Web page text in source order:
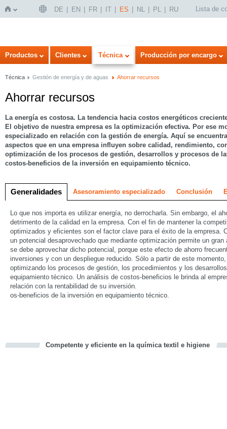
Inicio
DE EN FR IT ES NL PL RU Lista de
Productos Clientes Técnica Producción por encargo
Técnica Gestión de energía y de aguas Ahorrar recursos
Ahorrar recursos
La energía es costosa. La tendencia hacia costos energéticos
El objetivo de nuestra empresa es la optimización efectiva. Por ese
especializado en relación con la gestión de energía. Aquí se
aspectos que en una empresa influyen sobre calidad, rendimiento,
optimización de los procesos de gestión, desarrollos y procesos de
costos-beneficios de la inversión en equipamiento técnico.
Generalidades Asesoramiento especializado Conclusión
Lo que nos importa es utilizar energía, no derrocharla. Sin embargo, el
detrimento de la calidad en la empresa. Con el fin de mantener la
optimizados y eficientes son el factor clave para el éxito de la empresa.
un potencial desaprovechado que mediante optimización permite un
se debe aprovechar dicho potencial, porque este efecto de ahorro
inversiones y con un despliegue reducido. Sólo a partir de este
optimizando los procesos de gestión, los procedimientos y los
equipamiento técnico. Un análisis de costos-beneficios le brinda al
relación con la rentabilidad de su inversión.
os-beneficios de la inversión en equipamiento técnico.
Competente y eficiente en la química textil e higiene